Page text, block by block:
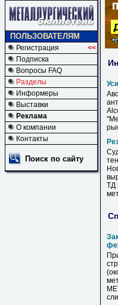
ПОЛЬЗОВАТЕЛЯМ
Регистрация
<<
Подписка
Вопросы FAQ
Разделы
Информеры
Выставки
Реклама
О компании
Контакты
Поиск по сайту
ТД